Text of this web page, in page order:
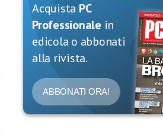
Acquista PC
Professionale in
edicola o abbonati
alla rivista.
ABBONATI ORA!